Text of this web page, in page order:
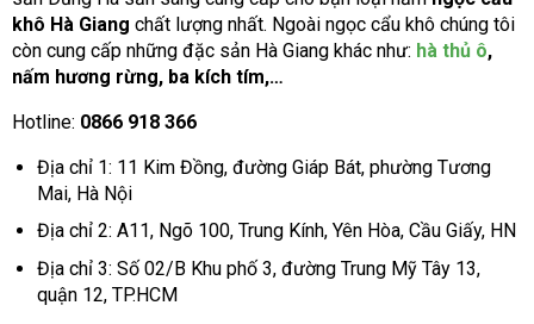
khô Hà Giang chất lượng nhất. Ngoài ngọc cẩu khô chúng tôi
còn cung cấp những đặc sản Hà Giang khác như: hà thủ ô,
nấm hương rừng, ba kích tím,…
Hotline: 0866 918 366
Địa chỉ 1: 11 Kim Đồng, đường Giáp Bát, phường Tương
Mai, Hà Nội
Địa chỉ 2: A11, Ngõ 100, Trung Kính, Yên Hòa, Cầu Giấy, HN
Địa chỉ 3: Số 02/B Khu phố 3, đường Trung Mỹ Tây 13,
quận 12, TP.HCM